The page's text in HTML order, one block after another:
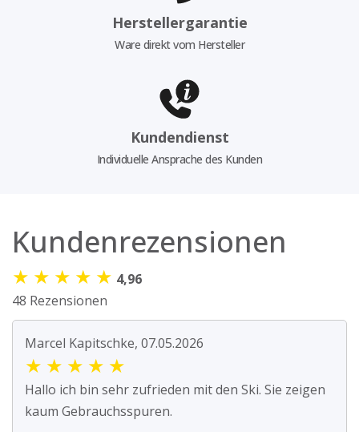
Herstellergarantie
Ware direkt vom Hersteller
Kundendienst
Individuelle Ansprache des Kunden
Kundenrezensionen
★ ★ ★ ★ ★ 4,96
48 Rezensionen
Marcel Kapitschke, 07.05.2026
★ ★ ★ ★ ★
Hallo ich bin sehr zufrieden mit den Ski. Sie zeigen
kaum Gebrauchsspuren.